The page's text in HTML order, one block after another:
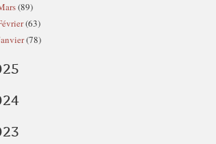
(89)
(63)
(78)